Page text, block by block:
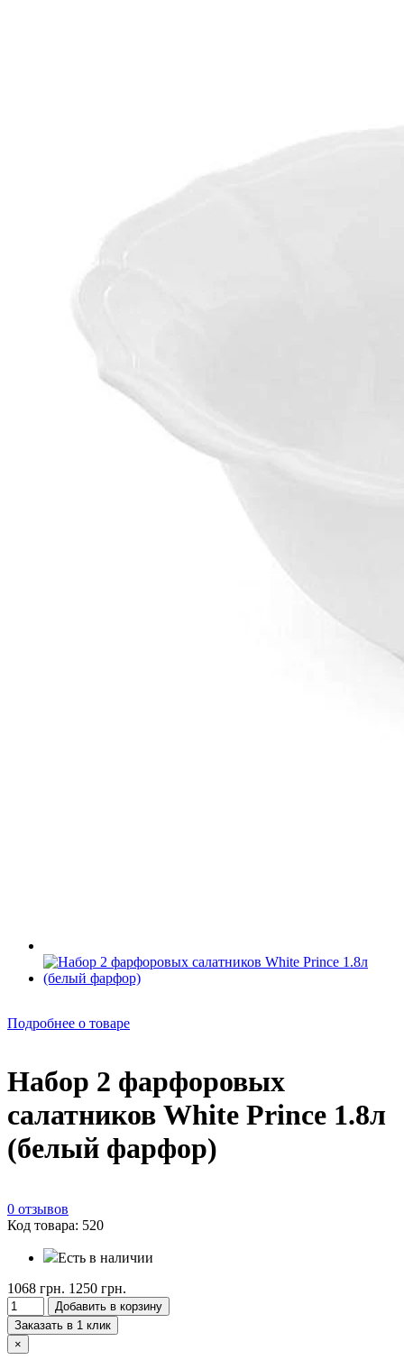
Подробнее о товаре
Набор 2 фарфоровых
салатников White Prince 1.8л
(белый фарфор)
0 отзывов
Код товара: 520
Есть в наличии
1068 грн. 1250 грн.
Добавить в корзину
Заказать в 1 клик
×